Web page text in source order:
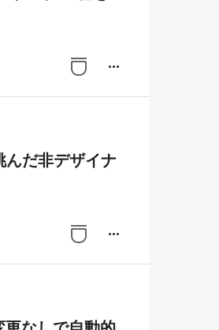
more_horiz
だ非デザイナ
more_horiz